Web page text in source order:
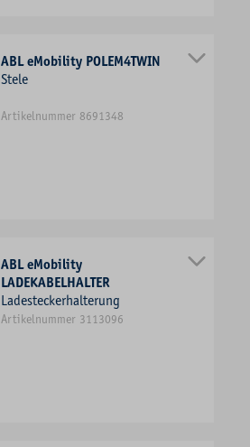
ABL eMobility POLEM4TWIN
Stele
Artikelnummer 8691348
ABL eMobility
LADEKABELHALTER
Ladesteckerhalterung
Artikelnummer 3113096